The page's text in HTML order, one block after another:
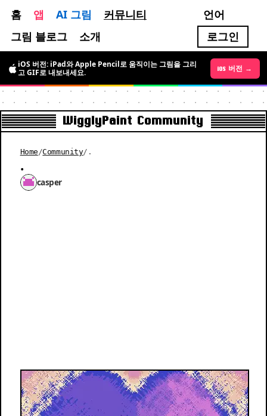
홈 앱 AI 그림
커뮤니티
그림 블로그
소개
언어
로그인
Android 버전 →
iOS 버전: iPad와 Apple Pencil로 움직이는 그림을 그리
고 GIF로 내보내세요.
iOS 버전 →
WigglyPaint Community
Home /Community/ .
.
casper